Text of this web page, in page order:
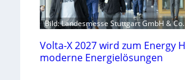
Bild: Landesmesse Stuttgart GmbH & Co.
Volta-X 2027 wird zum Energy
moderne Energielösungen